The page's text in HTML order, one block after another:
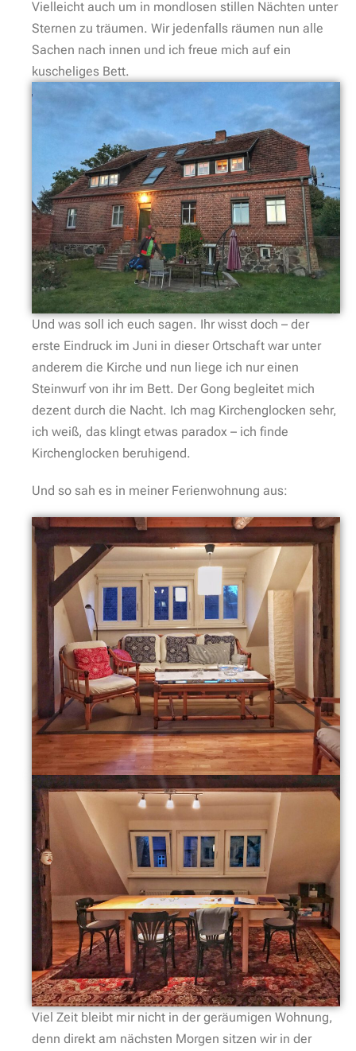
Vielleicht auch um in mondlosen stillen Nächten unter
Sternen zu träumen. Wir jedenfalls räumen nun alle
Sachen nach innen und ich freue mich auf ein
kuscheliges Bett.
Und was soll ich euch sagen. Ihr wisst doch – der
erste Eindruck im Juni in dieser Ortschaft war unter
anderem die Kirche und nun liege ich nur einen
Steinwurf von ihr im Bett. Der Gong begleitet mich
dezent durch die Nacht. Ich mag Kirchenglocken sehr,
ich weiß, das klingt etwas paradox – ich finde
Kirchenglocken beruhigend.
Und so sah es in meiner Ferienwohnung aus:
Viel Zeit bleibt mir nicht in der geräumigen Wohnung,
denn direkt am nächsten Morgen sitzen wir in der